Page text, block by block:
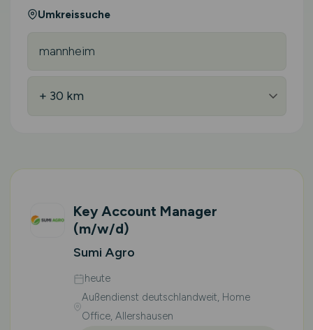
Umkreissuche
Key Account Manager
(m/w/d)
Sumi Agro
heute
Außendienst deutschlandweit, Home
Office, Allershausen